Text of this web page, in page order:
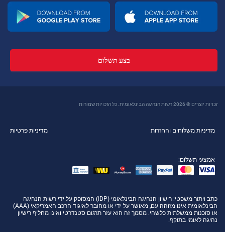
בצע תשלום
זכויות יוצרים © 2026 רשות הנהיגה הבינלאומית. כל הזכויות שמורות
מדיניות משלוחים והחזרות מדיניות פרטיות
אמצעי תשלום:
כתב ויתור משפטי
: רישיון הנהיגה הבינלאומי (IDP) המסופק על ידי רשות הנהיגה
הבינלאומית אינו מזוהה עם, מאושר על ידי או מחובר לאיגוד הרכב האמריקאי (AAA)
או סוכנות ממשלתית כלשהי. מסמך זה הוא עזר תרגום סטנדרטי ואינו מחליף רישיון
נהיגה לאומי בתוקף.